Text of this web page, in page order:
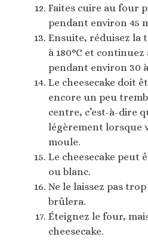
Faites cuire au four
pendant environ 45
Ensuite, réduisez la
à 180°C et
pendant environ 30
Le cheesecake doit
encore un peu
centre, c’est-à-dire
légèrement lorsque
moule.
Le cheesecake peut
ou blanc.
Ne le laissez pas
brûlera.
Éteignez le four,
cheesecake.